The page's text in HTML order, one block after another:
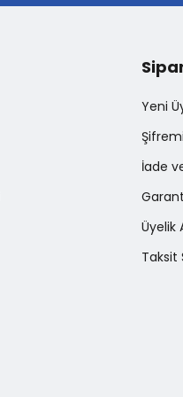
GönderYeni
İade
Üyelik
Taksit